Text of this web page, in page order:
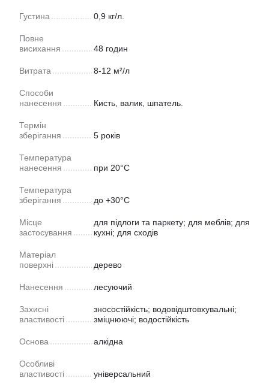
Густина 0,9 кг/л.
Повне
висихання
48 годин
Витрата 8-12 м²/л
Способи
нанесення
Кисть, валик, шпатель.
Термін
зберігання
5 років
Температура
нанесення
при 20°C
Температура
зберігання
до +30°С
Місце
застосування
для підлоги та паркету; для меблів; для
кухні; для сходів
Матеріал
поверхні
дерево
Нанесення лесуючий
Захисні
властивості
зносостійкість; водовідштовхувальні;
зміцнюючі; водостійкість
Основа алкідна
Особливі
властивості
універсальний